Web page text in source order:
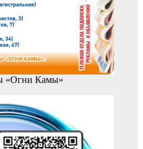
«Огни Камы»